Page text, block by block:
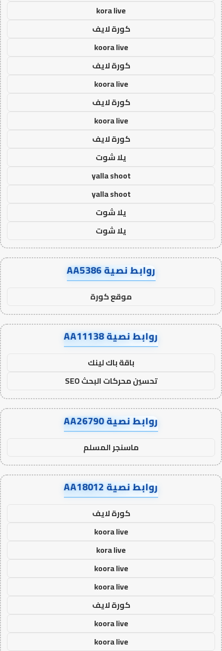
kora live
كورة لايف
koora live
كورة لايف
koora live
كورة لايف
koora live
كورة لايف
يلا شوت
yalla shoot
yalla shoot
يلا شوت
يلا شوت
روابط نصية AA5386
موقع كورة
روابط نصية AA11138
باقة باك لينك
تحسين محركات البحث SEO
روابط نصية AA26790
ماسنجر المسلم
روابط نصية AA18012
كورة لايف
koora live
kora live
koora live
koora live
كورة لايف
koora live
koora live